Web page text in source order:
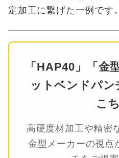
定加工に繋げた一例です。
「HAP40」「金
ットベンドパン
こ
高硬度材加工や精密
金型メーカーの視点